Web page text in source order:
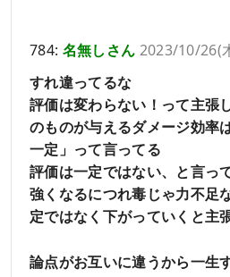
784: 名無しさん 2023/10/26(
すれ違ってるな
評価は変わらない！って主張
のものが与えるダメージ効率
一定」って言ってる
評価は一定ではない、と言っ
強くなるにつれ毒じゃ力不足
定ではなく下がっていくと主
論点がお互いに違うから一生